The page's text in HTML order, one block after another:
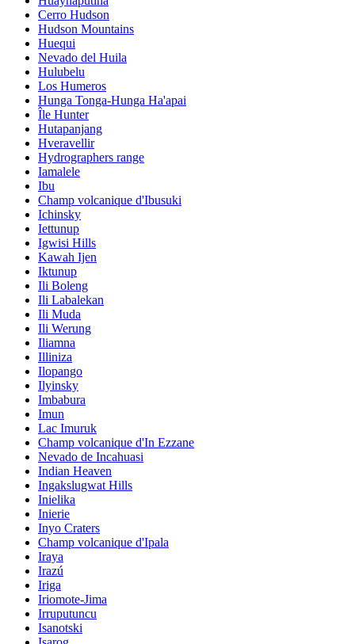
Cerro Hudson
Hudson Mountains
Huequi
Nevado del Huila
Hulubelu
Los Humeros
Hunga Tonga-Hunga Ha'apai
Île Hunter
Hutapanjang
Hveravellir
Hydrographers range
Iamalele
Ibu
Champ volcanique d'Ibusuki
Ichinsky
Iettunup
Igwisi Hills
Kawah Ijen
Iktunup
Ili Boleng
Ili Labalekan
Ili Muda
Ili Werung
Iliamna
Illiniza
Ilopango
Ilyinsky
Imbabura
Imun
Lac Imuruk
Champ volcanique d'In Ezzane
Nevado de Incahuasi
Indian Heaven
Ingakslugwat Hills
Inielika
Inierie
Inyo Craters
Champ volcanique d'Ipala
Iraya
Irazú
Iriga
Iriomote-Jima
Irruputuncu
Isanotski